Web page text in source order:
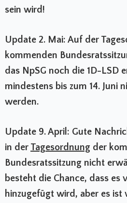
sein wird!
Update 2. Mai: Auf der
kommenden
das NpSG noch die 1D-LSD
mindestens bis zum 14. Juni
werden.
Update 9. April: Gute
in der Tagesordnung der
Bundesratssitzung nicht
besteht die Chance, dass es
hinzugefügt wird, aber es ist